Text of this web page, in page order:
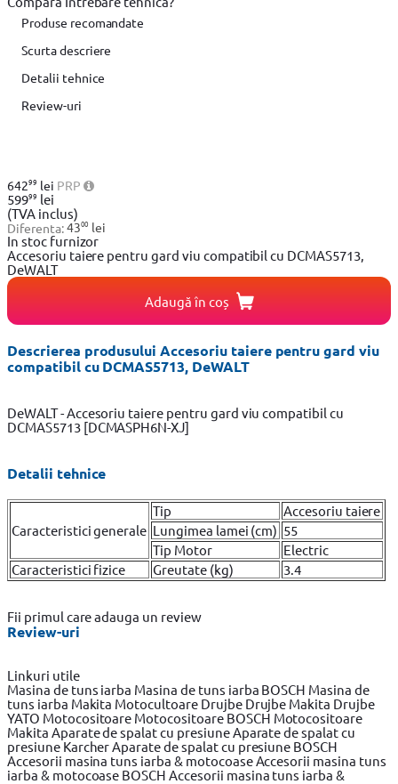
Produse recomandate
Scurta descriere
Detalii tehnice
Review-uri
64299 lei PRP
59999 lei
(TVA inclus)
Diferenta:4300 lei
In stoc furnizor
Accesoriu taiere pentru gard viu compatibil cu DCMAS5713,
DeWALT
Adaugă în coș
Descrierea produsului Accesoriu taiere pentru gard viu
compatibil cu DCMAS5713, DeWALT
DeWALT - Accesoriu taiere pentru gard viu compatibil cu
DCMAS5713 [DCMASPH6N-XJ]
Detalii tehnice
Caracteristici generale
Tip
Accesoriu taiere
Lungimea lamei (cm) 55
Tip Motor
Electric
Caracteristici fizice
Greutate (kg) 3.4
Fii primul care adauga un review
Review-uri
Linkuri utile
Masina de tuns iarba Masina de tuns iarba BOSCH Masina de
tuns iarba Makita Motocultoare Drujbe Drujbe Makita Drujbe
YATO Motocositoare Motocositoare BOSCH Motocositoare
Makita Aparate de spalat cu presiuneAparate de spalat cu
presiune KarcherAparate de spalat cu presiune BOSCH
Accesorii masina tuns iarba & motocoaseAccesorii masina tuns
iarba & motocoase BOSCHAccesorii masina tuns iarba &